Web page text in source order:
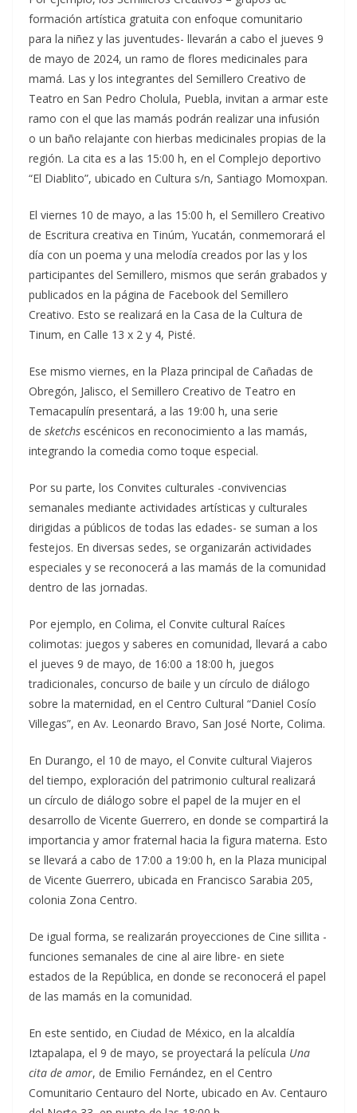
formación artística gratuita con enfoque comunitario
para la niñez y las juventudes- llevarán a cabo el jueves 9
de mayo de 2024, un ramo de flores medicinales para
mamá. Las y los integrantes del Semillero Creativo de
Teatro en San Pedro Cholula, Puebla, invitan a armar este
ramo con el que las mamás podrán realizar una infusión
o un baño relajante con hierbas medicinales propias de la
región. La cita es a las 15:00 h, en el Complejo deportivo
“El Diablito”, ubicado en Cultura s/n, Santiago Momoxpan.
El viernes 10 de mayo, a las 15:00 h, el Semillero Creativo
de Escritura creativa en Tinúm, Yucatán, conmemorará el
día con un poema y una melodía creados por las y los
participantes del Semillero, mismos que serán grabados y
publicados en la página de Facebook del Semillero
Creativo. Esto se realizará en la Casa de la Cultura de
Tinum, en Calle 13 x 2 y 4, Pisté.
Ese mismo viernes, en la Plaza principal de Cañadas de
Obregón, Jalisco, el Semillero Creativo de Teatro en
Temacapulín presentará, a las 19:00 h, una serie
de sketchs escénicos en reconocimiento a las mamás,
integrando la comedia como toque especial.
Por su parte, los Convites culturales -convivencias
semanales mediante actividades artísticas y culturales
dirigidas a públicos de todas las edades- se suman a los
festejos. En diversas sedes, se organizarán actividades
especiales y se reconocerá a las mamás de la comunidad
dentro de las jornadas.
Por ejemplo, en Colima, el Convite cultural Raíces
colimotas: juegos y saberes en comunidad, llevará a cabo
el jueves 9 de mayo, de 16:00 a 18:00 h, juegos
tradicionales, concurso de baile y un círculo de diálogo
sobre la maternidad, en el Centro Cultural “Daniel Cosío
Villegas”, en Av. Leonardo Bravo, San José Norte, Colima.
En Durango, el 10 de mayo, el Convite cultural Viajeros
del tiempo, exploración del patrimonio cultural realizará
un círculo de diálogo sobre el papel de la mujer en el
desarrollo de Vicente Guerrero, en donde se compartirá la
importancia y amor fraternal hacia la figura materna. Esto
se llevará a cabo de 17:00 a 19:00 h, en la Plaza municipal
de Vicente Guerrero, ubicada en Francisco Sarabia 205,
colonia Zona Centro.
De igual forma, se realizarán proyecciones de Cine sillita -
funciones semanales de cine al aire libre- en siete
estados de la República, en donde se reconocerá el papel
de las mamás en la comunidad.
En este sentido, en Ciudad de México, en la alcaldía
Iztapalapa, el 9 de mayo, se proyectará la película Una
cita de amor, de Emilio Fernández, en el Centro
Comunitario Centauro del Norte, ubicado en Av. Centauro